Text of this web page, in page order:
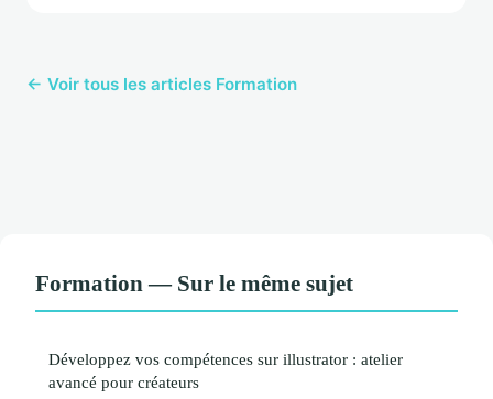
← Voir tous les articles Formation
Formation — Sur le même sujet
Développez vos compétences sur illustrator : atelier
avancé pour créateurs